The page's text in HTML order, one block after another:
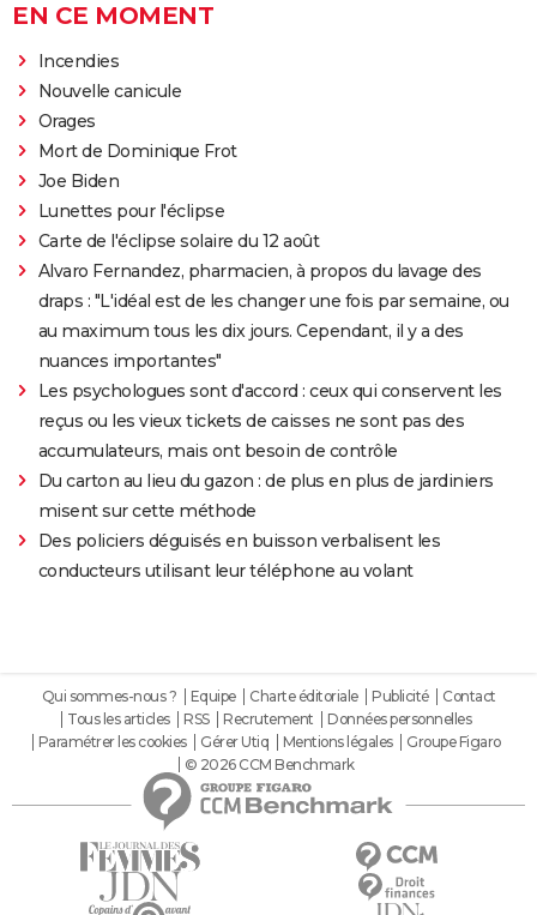
EN CE MOMENT
Incendies
Nouvelle canicule
Orages
Mort de Dominique Frot
Joe Biden
Lunettes pour l'éclipse
Carte de l'éclipse solaire du 12 août
Alvaro Fernandez, pharmacien, à propos du lavage des
draps : "L'idéal est de les changer une fois par semaine, ou
au maximum tous les dix jours. Cependant, il y a des
nuances importantes"
Les psychologues sont d'accord : ceux qui conservent les
reçus ou les vieux tickets de caisses ne sont pas des
accumulateurs, mais ont besoin de contrôle
Du carton au lieu du gazon : de plus en plus de jardiniers
misent sur cette méthode
Des policiers déguisés en buisson verbalisent les
conducteurs utilisant leur téléphone au volant
Qui sommes-nous ? Equipe Charte éditoriale Publicité
Contact
Tous les articles
RSS Recrutement
Données personnelles
Paramétrer les cookies
Gérer Utiq Mentions légales
Groupe Figaro
© 2026 CCM Benchmark